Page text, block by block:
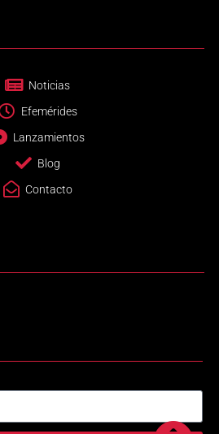
Noticias
Efemérides
Lanzamientos
Blog
Contacto